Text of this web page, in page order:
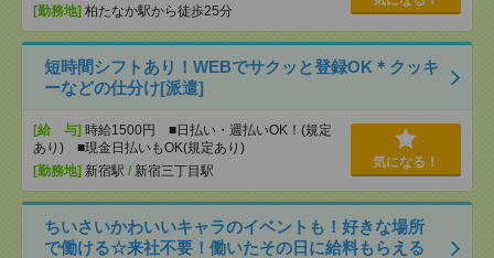
[勤務地] 柏たなか駅から徒歩25分
短時間シフトあり！WEBでサクッと登録OK＊クッキ
ーなどの仕分け[派遣]
[給 与] 時給1500円 ■日払い・週払いOK！(規定
あり) ■現金日払いもOK(規定あり)
[勤務地] 新宿駅 / 新宿三丁目駅
気になる！
ちいさいかわいいキャラのイベントも！好きな場所
で働ける☆来社不要！働いたその日に給料もらえる